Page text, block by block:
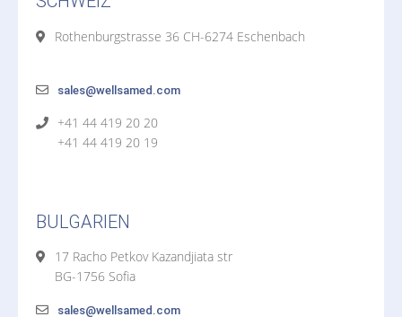
Rothenburgstrasse 36 CH-6274 Eschenbach
sales@wellsamed.com
+41 44 419 20 20
+41 44 419 20 19
BULGARIEN
17 Racho Petkov Kazandjiata str
BG-1756 Sofia
sales@wellsamed.com